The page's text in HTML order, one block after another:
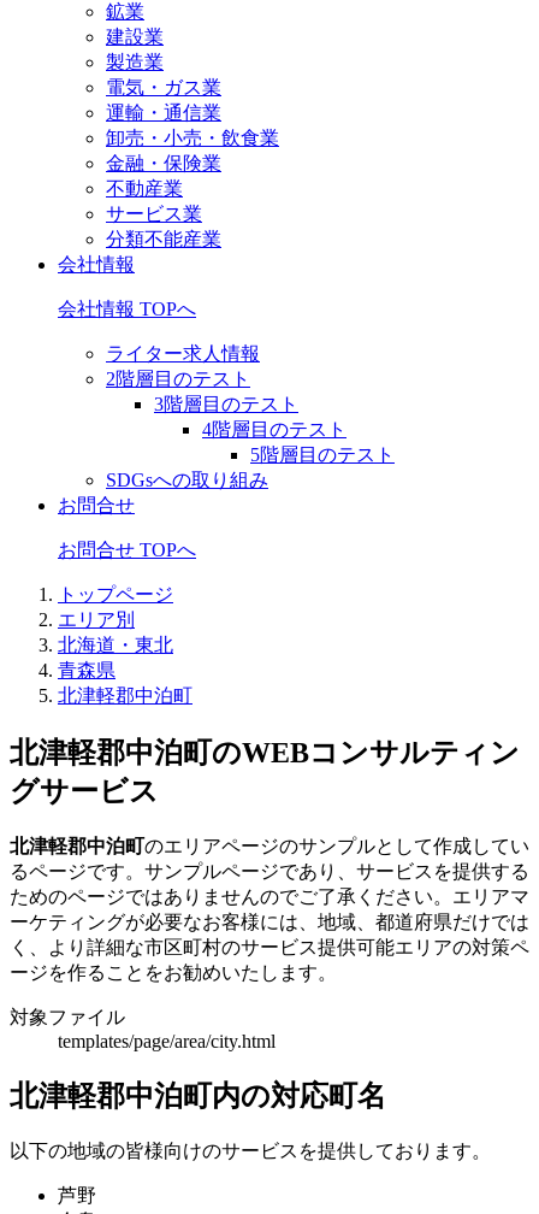
鉱業
建設業
製造業
電気・ガス業
運輸・通信業
卸売・小売・飲食業
金融・保険業
不動産業
サービス業
分類不能産業
会社情報
会社情報 TOPへ
ライター求人情報
2階層目のテスト
3階層目のテスト
4階層目のテスト
5階層目のテスト
SDGsへの取り組み
お問合せ
お問合せ TOPへ
トップページ
エリア別
北海道・東北
青森県
北津軽郡中泊町
北津軽郡中泊町のWEBコンサルティン
グサービス
北津軽郡中泊町のエリアページのサンプルとして作成してい
るページです。サンプルページであり、サービスを提供する
ためのページではありませんのでご了承ください。エリアマ
ーケティングが必要なお客様には、地域、都道府県だけでは
く、より詳細な市区町村のサービス提供可能エリアの対策ペ
ージを作ることをお勧めいたします。
対象ファイル
templates/page/area/city.html
北津軽郡中泊町内の対応町名
以下の地域の皆様向けのサービスを提供しております。
芦野